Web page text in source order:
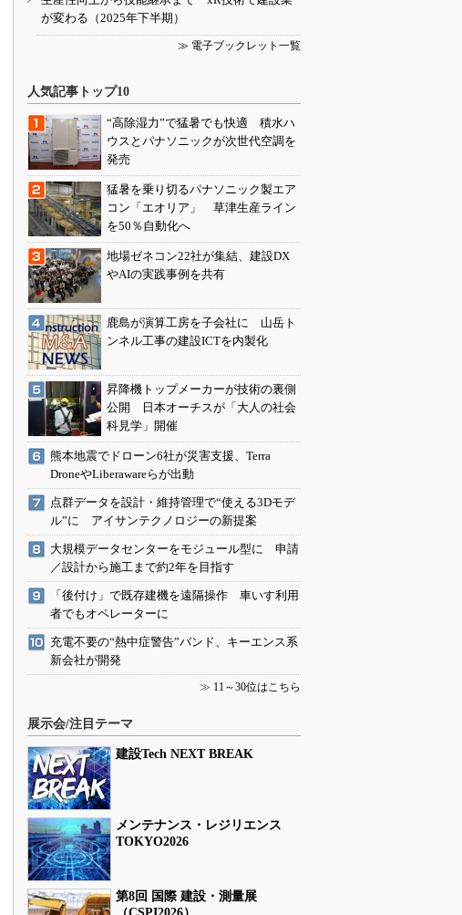
が変わる（2025年下半期）
≫ 電子ブックレット一覧
人気記事トップ10
“高除湿力”で猛暑でも快適 積水ハ
ウスとパナソニックが次世代空調を
発売
猛暑を乗り切るパナソニック製エア
コン「エオリア」 草津生産ライン
を50％自動化へ
地場ゼネコン22社が集結、建設DX
やAIの実践事例を共有
鹿島が演算工房を子会社に 山岳ト
ンネル工事の建設ICTを内製化
昇降機トップメーカーが技術の裏側
公開 日本オーチスが「大人の社会
科見学」開催
熊本地震でドローン6社が災害支援、Terra
DroneやLiberawareらが出動
点群データを設計・維持管理で“使える3Dモデ
ル”に アイサンテクノロジーの新提案
大規模データセンターをモジュール型に 申請
／設計から施工まで約2年を目指す
「後付け」で既存建機を遠隔操作 車いす利用
者でもオペレーターに
充電不要の“熱中症警告”バンド、キーエンス系
新会社が開発
≫ 11～30位はこちら
展示会/注目テーマ
建設Tech NEXT BREAK
メンテナンス・レジリエンス
TOKYO2026
第8回 国際 建設・測量展